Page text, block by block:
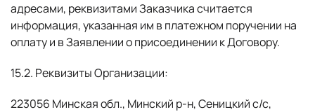
адресами, реквизитами Заказчика считается
информация, указанная им в платежном поручении на
оплату и в Заявлении о присоединении к Договору.
15.2. Реквизиты Организации:
223056 Минская обл., Минский р-н, Сеницкий с/с,